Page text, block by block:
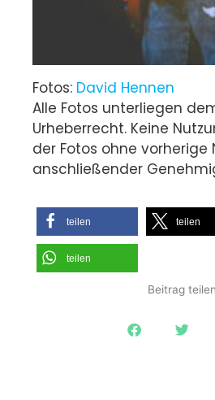
Fotos: David Hennen
Alle Fotos unterliegen
Urheberrecht. Keine
der Fotos ohne
anschließender
teilen teilen
teilen
Beitrag teilen